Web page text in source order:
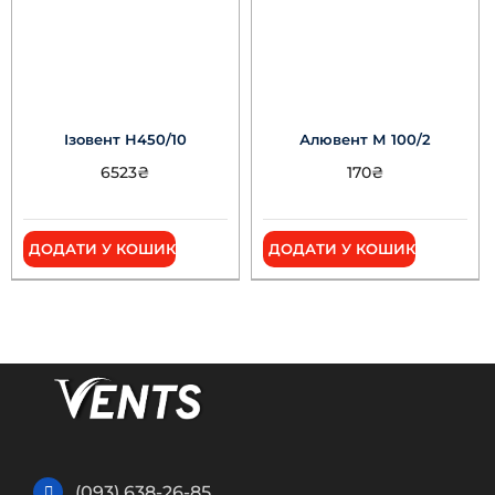
Ізовент Н450/10
6523₴
ДОДАТИ У КОШИК
Алювент М 100/2
170₴
ДОДАТИ У КОШИК